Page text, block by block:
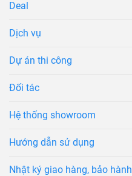
Deal
Dịch vụ
Dự án thi công
Đối tác
Hệ thống showroom
Hướng dẫn sử dụng
Nhật ký giao hàng, bảo hành